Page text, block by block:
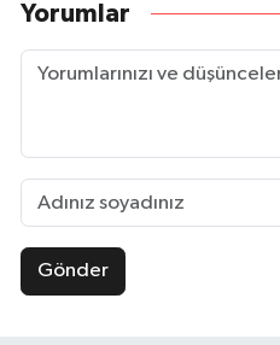
Yorumlar
Gönder